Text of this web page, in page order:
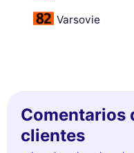
Varsovie
Comentarios
clientes